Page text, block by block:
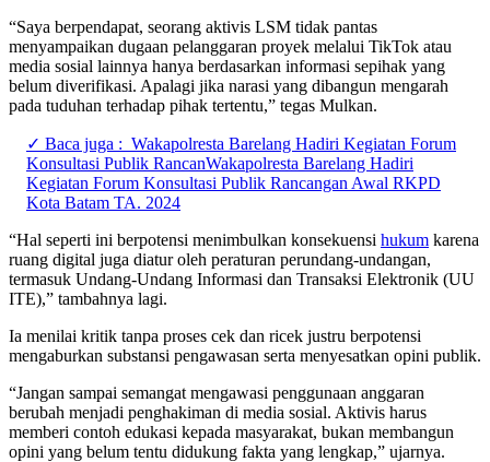
“Saya berpendapat, seorang aktivis LSM tidak pantas
menyampaikan dugaan pelanggaran proyek melalui TikTok atau
media sosial lainnya hanya berdasarkan informasi sepihak yang
belum diverifikasi. Apalagi jika narasi yang dibangun mengarah
pada tuduhan terhadap pihak tertentu,” tegas Mulkan.
✓ Baca juga : Wakapolresta Barelang Hadiri Kegiatan Forum
Konsultasi Publik RancanWakapolresta Barelang Hadiri
Kegiatan Forum Konsultasi Publik Rancangan Awal RKPD
Kota Batam TA. 2024
“Hal seperti ini berpotensi menimbulkan konsekuensi hukum karena
ruang digital juga diatur oleh peraturan perundang-undangan,
termasuk Undang-Undang Informasi dan Transaksi Elektronik (UU
ITE),” tambahnya lagi.
Ia menilai kritik tanpa proses cek dan ricek justru berpotensi
mengaburkan substansi pengawasan serta menyesatkan opini publik.
“Jangan sampai semangat mengawasi penggunaan anggaran
berubah menjadi penghakiman di media sosial. Aktivis harus
memberi contoh edukasi kepada masyarakat, bukan membangun
opini yang belum tentu didukung fakta yang lengkap,” ujarnya.